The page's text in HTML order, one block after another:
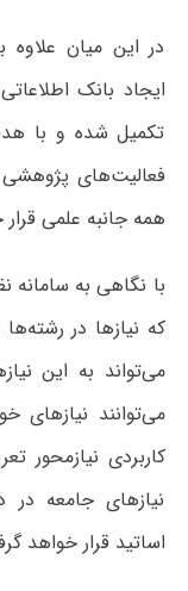
در این میان علاوه
ایجاد بانک
تکمیل شده و با
فعالیت‌های پژوهشی
همه جانبه علمی
با نگاهی به سامانه
که نیازها در
می‌تواند به این
می‌توانند نیازهای
کاربردی نیازمحور
نیازهای جامعه
اساتید قرار خواهد